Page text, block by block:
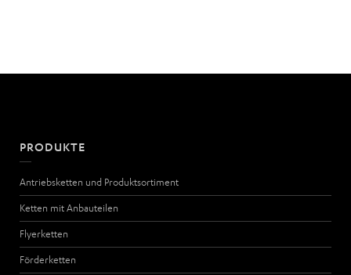
PRODUKTE
Antriebsketten und Produktsortiment
Ketten mit Anbauteilen
Flyerketten
Förderketten